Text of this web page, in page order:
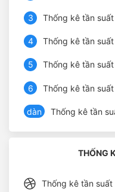
3 Thống kê tần
4 Thống kê tần
5 Thống kê tần
6 Thống kê tần
dàn Thống kê tần
THỐNG
Thống kê tần